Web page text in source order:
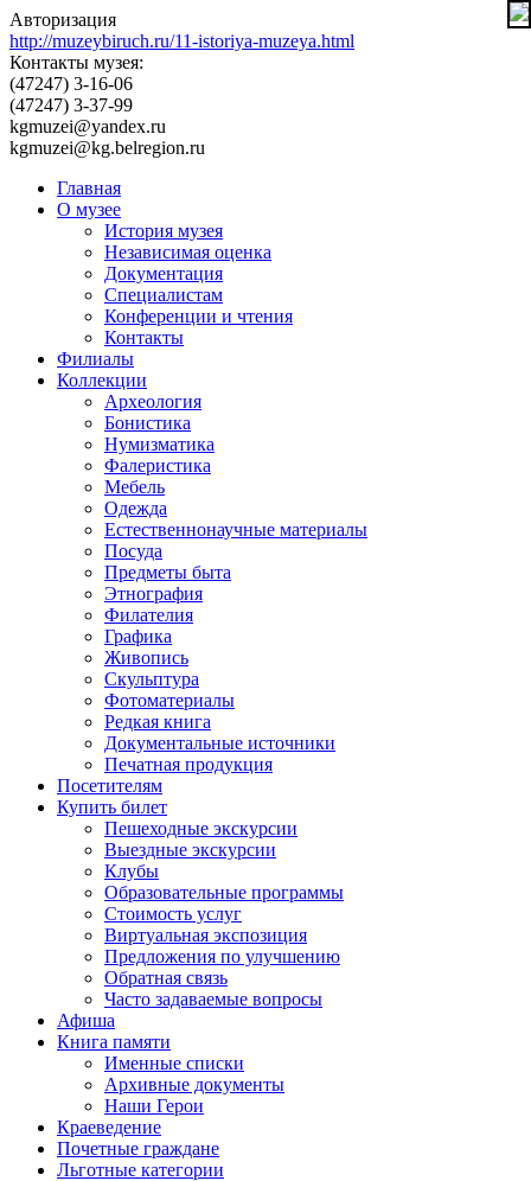
Авторизация
http://muzeybiruch.ru/11-istoriya-muzeya.html
Контакты музея:
(47247) 3-16-06
(47247) 3-37-99
kgmuzei@yandex.ru
kgmuzei@kg.belregion.ru
Главная
О музее
История музея
Независимая оценка
Документация
Специалистам
Конференции и чтения
Контакты
Филиалы
Коллекции
Археология
Бонистика
Нумизматика
Фалеристика
Мебель
Одежда
Естественнонаучные материалы
Посуда
Предметы быта
Этнография
Филателия
Графика
Живопись
Скульптура
Фотоматериалы
Редкая книга
Документальные источники
Печатная продукция
Посетителям
Купить билет
Пешеходные экскурсии
Выездные экскурсии
Клубы
Образовательные программы
Стоимость услуг
Виртуальная экспозиция
Предложения по улучшению
Обратная связь
Часто задаваемые вопросы
Афиша
Книга памяти
Именные списки
Архивные документы
Наши Герои
Краеведение
Почетные граждане
Льготные категории